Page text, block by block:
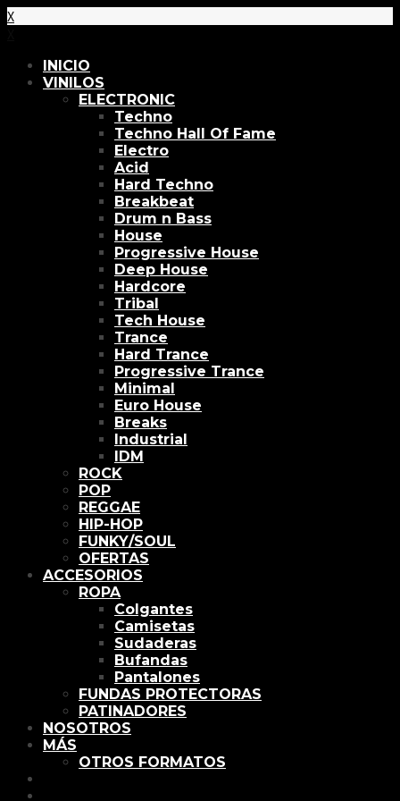
X
INICIO
VINILOS
ELECTRONIC
Techno
Techno Hall Of Fame
Electro
Acid
Hard Techno
Breakbeat
Drum n Bass
House
Progressive House
Deep House
Hardcore
Tribal
Tech House
Trance
Hard Trance
Progressive Trance
Minimal
Euro House
Breaks
Industrial
IDM
ROCK
POP
REGGAE
HIP-HOP
FUNKY/SOUL
OFERTAS
ACCESORIOS
ROPA
Colgantes
Camisetas
Sudaderas
Bufandas
Pantalones
FUNDAS PROTECTORAS
PATINADORES
NOSOTROS
MÁS
OTROS FORMATOS